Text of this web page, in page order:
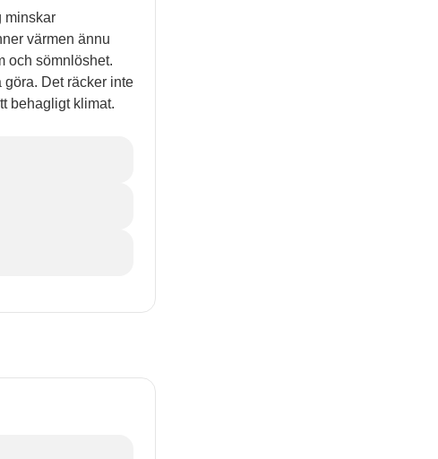
minskar
värmen ännu
och sömnlöshet.
Det räcker inte
behagligt klimat.